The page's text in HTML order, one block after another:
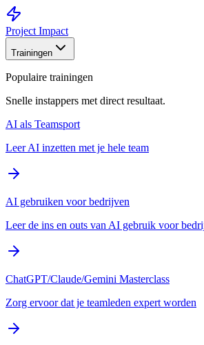
Project Impact
Trainingen
Populaire trainingen
Snelle instappers met direct resultaat.
AI als Teamsport
Leer AI inzetten met je hele team
AI gebruiken voor bedrijven
Leer de ins en outs van AI gebruik voor
ChatGPT/Claude/Gemini Masterclass
Zorg ervoor dat je teamleden expert worden